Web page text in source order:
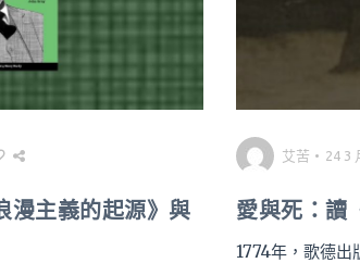
漫主義的起源》與
艾苦 • 24 3
愛與死：讀
1774年，歌德出